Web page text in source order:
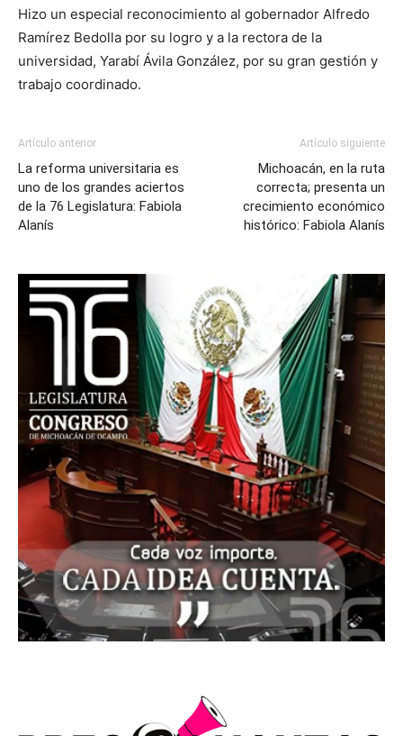
Hizo un especial reconocimiento al gobernador Alfredo
Ramírez Bedolla por su logro y a la rectora de la
universidad, Yarabí Ávila González, por su gran gestión y
trabajo coordinado.
Artículo anterior
La reforma universitaria es
uno de los grandes aciertos
de la 76 Legislatura: Fabiola
Alanís
Artículo siguiente
Michoacán, en la ruta
correcta; presenta un
crecimiento económico
histórico: Fabiola Alanís